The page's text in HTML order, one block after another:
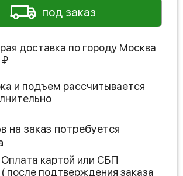
под заказ
доставка по городу Москва
₽
и подъем рассчитывается
на заказ потребуется
Оплата картой или СБП
( после подтверждения заказа